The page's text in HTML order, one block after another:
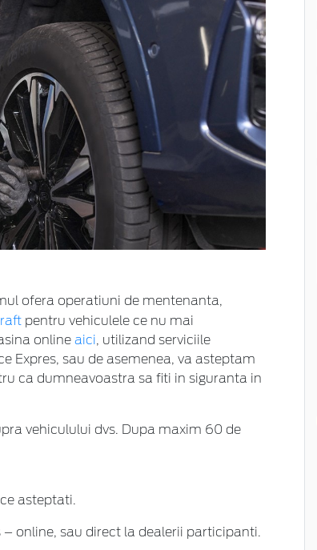
ofera operatiuni de mentenanta,
pentru vehiculele ce nu mai
online aici, utilizand serviciile
Expres, sau de asemenea, va asteptam
ca dumneavoastra sa fiti in siguranta in
vehiculului dvs. Dupa maxim 60 de
asteptati.
online, sau direct la dealerii participanti.